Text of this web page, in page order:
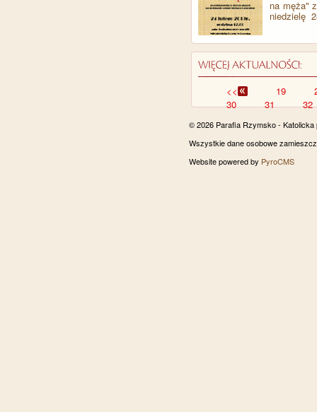
na męża"
niedzielę
<< 19
30
31 32
© 2026 Parafia Rzymsko -
Wszystkie dane osobowe
Website powered by PyroCMS